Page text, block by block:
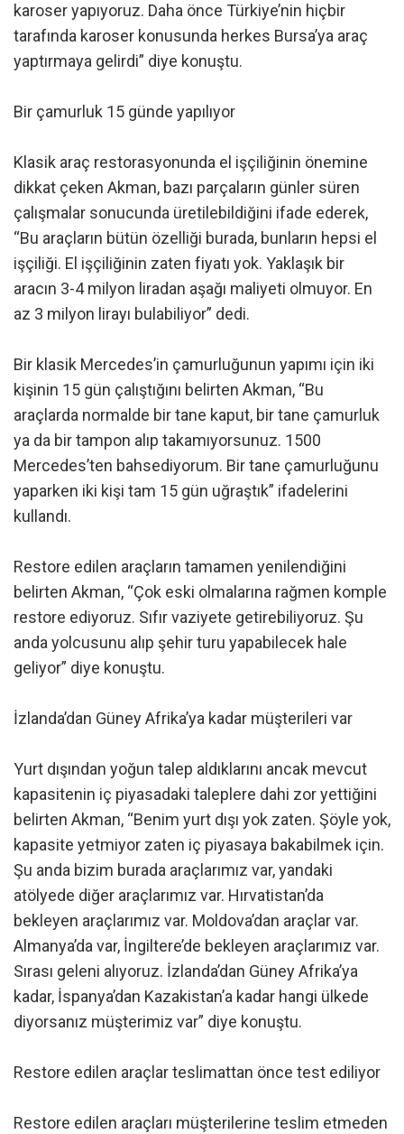
karoser yapıyoruz. Daha önce Türkiye’nin hiçbir
tarafında karoser konusunda herkes Bursa’ya araç
yaptırmaya gelirdi” diye konuştu.
Bir çamurluk 15 günde yapılıyor
Klasik araç restorasyonunda el işçiliğinin önemine
dikkat çeken Akman, bazı parçaların günler süren
çalışmalar sonucunda üretilebildiğini ifade ederek,
“Bu araçların bütün özelliği burada, bunların hepsi el
işçiliği. El işçiliğinin zaten fiyatı yok. Yaklaşık bir
aracın 3-4 milyon liradan aşağı maliyeti olmuyor. En
az 3 milyon lirayı bulabiliyor” dedi.
Bir klasik Mercedes’in çamurluğunun yapımı için iki
kişinin 15 gün çalıştığını belirten Akman, “Bu
araçlarda normalde bir tane kaput, bir tane çamurluk
ya da bir tampon alıp takamıyorsunuz. 1500
Mercedes’ten bahsediyorum. Bir tane çamurluğunu
yaparken iki kişi tam 15 gün uğraştık” ifadelerini
kullandı.
Restore edilen araçların tamamen yenilendiğini
belirten Akman, “Çok eski olmalarına rağmen komple
restore ediyoruz. Sıfır vaziyete getirebiliyoruz. Şu
anda yolcusunu alıp şehir turu yapabilecek hale
geliyor” diye konuştu.
İzlanda’dan Güney Afrika’ya kadar müşterileri var
Yurt dışından yoğun talep aldıklarını ancak mevcut
kapasitenin iç piyasadaki taleplere dahi zor yettiğini
belirten Akman, “Benim yurt dışı yok zaten. Şöyle yok,
kapasite yetmiyor zaten iç piyasaya bakabilmek için.
Şu anda bizim burada araçlarımız var, yandaki
atölyede diğer araçlarımız var. Hırvatistan’da
bekleyen araçlarımız var. Moldova’dan araçlar var.
Almanya’da var, İngiltere’de bekleyen araçlarımız var.
Sırası geleni alıyoruz. İzlanda’dan Güney Afrika’ya
kadar, İspanya’dan Kazakistan’a kadar hangi ülkede
diyorsanız müşterimiz var” diye konuştu.
Restore edilen araçlar teslimattan önce test ediliyor
Restore edilen araçları müşterilerine teslim etmeden